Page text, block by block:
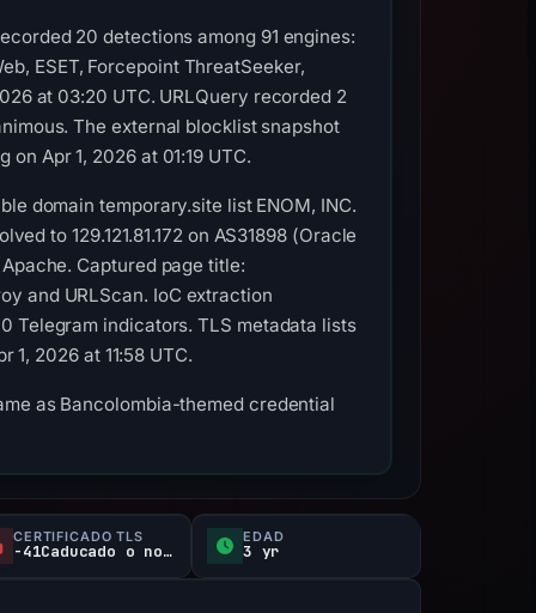
20 detections among 91 engines:
ESET, Forcepoint ThreatSeeker,
at 03:20 UTC. URLQuery recorded 2
The external blocklist snapshot
Apr 1, 2026 at 01:19 UTC.
domain temporary.site list ENOM, INC.
to 129.121.81.172 on AS31898 (Oracle
Captured page title:
and URLScan. IoC extraction
Telegram indicators. TLS metadata lists
2026 at 11:58 UTC.
as Bancolombia-themed credential
CERTIFICADO TLS
-41Caducado o no verificado d
EDAD
3 yr